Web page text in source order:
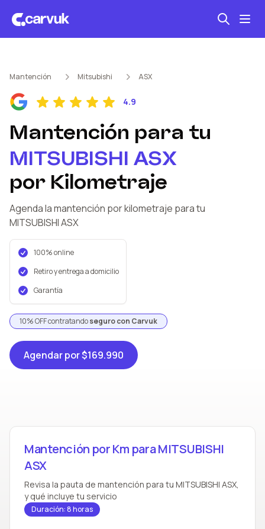
Mantención kilometraje
Revisión técnica
Mantención Mitsubishi ASX
4.9
Mantención para tu
MITSUBISHI ASX
por Kilometraje
Agenda la mantención por kilometraje para tu
MITSUBISHIASX
100% online
Retiro y entrega a domicilio
Garantía
10% OFF contratandoseguro con Carvuk
Agendarpor $169.990
Mantención por Km para MITSUBISHI
ASX
Revisa la pauta de mantención para tu MITSUBISHI ASX,
y qué incluye tu servicio
Duración: 8 horas